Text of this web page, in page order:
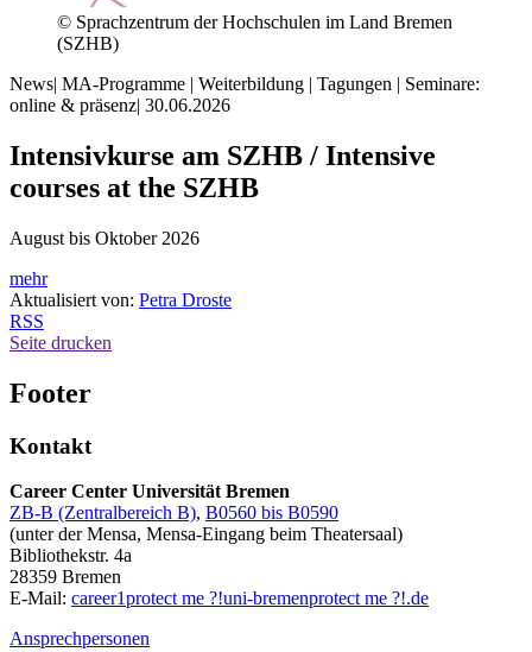
© Sprachzentrum der Hochschulen im Land Bremen
(SZHB)
News| MA-Programme | Weiterbildung | Tagungen | Seminare:
online & präsenz| 30.06.2026
Intensivkurse am SZHB / Intensive
courses at the SZHB
August bis Oktober 2026
mehr
Aktualisiert von: Petra Droste
RSS
Seite drucken
Footer
Kontakt
Career Center Universität Bremen
ZB-B (Zentralbereich B), B0560 bis B0590
(unter der Mensa, Mensa-Eingang beim Theatersaal)
Bibliothekstr. 4a
28359 Bremen
E-Mail: career1protect me ?!uni-bremenprotect me ?!.de
Ansprechpersonen